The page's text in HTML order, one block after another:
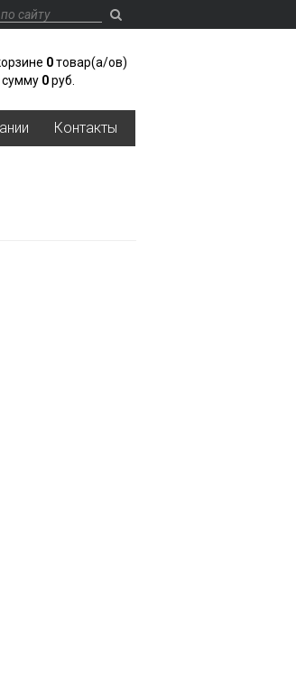
0товар(a/ов)
сумму 0руб.
Контакты